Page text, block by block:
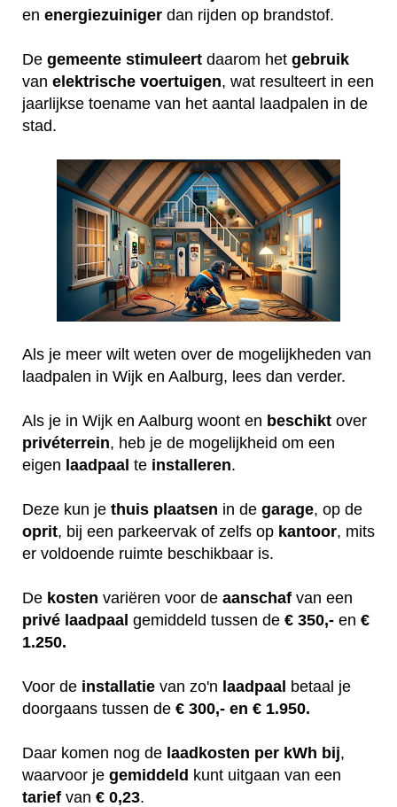
en energiezuiniger dan rijden op brandstof.
De gemeente stimuleert daarom het gebruik
van elektrische voertuigen, wat resulteert in een
jaarlijkse toename van het aantal laadpalen in de
stad.
Als je meer wilt weten over de mogelijkheden van
laadpalen in Wijk en Aalburg, lees dan verder.
Als je in Wijk en Aalburg woont en beschikt over
privéterrein, heb je de mogelijkheid om een
eigen laadpaal te installeren.
Deze kun je thuis plaatsen in de garage, op de
oprit, bij een parkeervak of zelfs op kantoor, mits
er voldoende ruimte beschikbaar is.
De kosten variëren voor de aanschaf van een
privé laadpaal gemiddeld tussen de € 350,- en €
1.250.
Voor de installatie van zo'n laadpaal betaal je
doorgaans tussen de € 300,- en € 1.950.
Daar komen nog de laadkosten per kWh bij,
waarvoor je gemiddeld kunt uitgaan van een
tarief van € 0,23.